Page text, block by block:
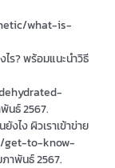
what-is-
ร? พร้อมแนะนำวิธี
ธ์ 2567.
ไง ผิวเราเข้าข่าย
get-to-know-
พันธ์ 2567.